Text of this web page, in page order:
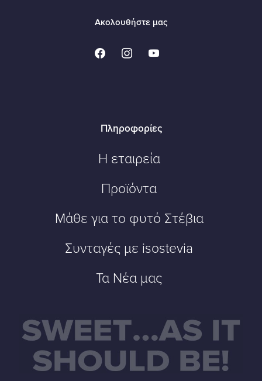
Ακολουθήστε μας
facebookinstagramyoutube
Πληροφορίες
Η εταιρεία
Προϊόντα
Μάθε για το φυτό Στέβια
Συνταγές με isostevia
Τα Νέα μας